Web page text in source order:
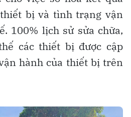
bị và tình trạng vận
100% lịch sử sửa chữa,
các thiết bị được cập
hành của thiết bị trên